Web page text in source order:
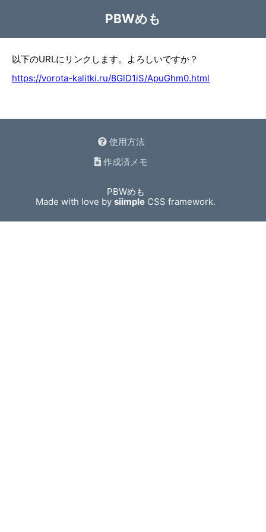
PBWめも
以下のURLにリンクします。よろしいですか？
https://vorota-kalitki.ru/8GlD1iS/ApuGhm0.html
使用方法
作成済メモ
PBWめも
Made with love bysiimple CSS framework.